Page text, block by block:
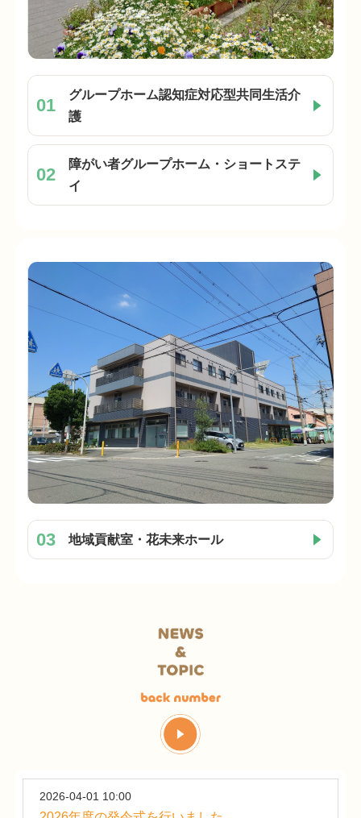
01
グループホーム認知症対応型共同生活介
護
02
障がい者グループホーム・ショートステ
イ
03 地域貢献室・花未来ホール
2026-04-01 10:00